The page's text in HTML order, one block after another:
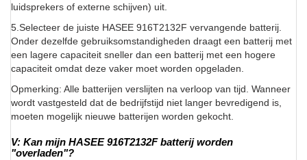
luidsprekers of externe schijven) uit.
5.Selecteer de juiste HASEE 916T2132F vervangende batterij.
Onder dezelfde gebruiksomstandigheden draagt een batterij met
een lagere capaciteit sneller dan een batterij met een hogere
capaciteit omdat deze vaker moet worden opgeladen.
Opmerking: Alle batterijen verslijten na verloop van tijd. Wanneer
wordt vastgesteld dat de bedrijfstijd niet langer bevredigend is,
moeten mogelijk nieuwe batterijen worden gekocht.
V: Kan mijn HASEE 916T2132F batterij worden
"overladen"?